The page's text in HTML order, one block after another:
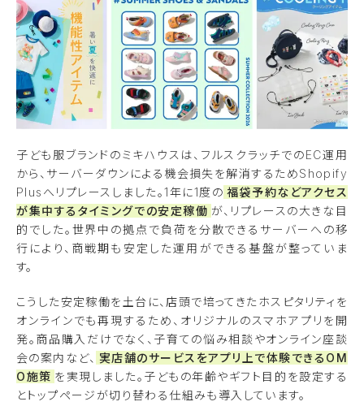
子ども服ブランドのミキハウスは、フルスクラッチでのEC運用
から、サーバーダウンによる機会損失を解消するためShopify
Plusへリプレースしました。1年に1度の 福袋予約などアクセス
が集中するタイミングでの安定稼働 が、リプレースの大きな目
的でした。世界中の拠点で負荷を分散できるサーバーへの移
行により、商戦期も安定した運用ができる基盤が整っていま
す。
こうした安定稼働を土台に、店頭で培ってきたホスピタリティを
オンラインでも再現するため、オリジナルのスマホアプリを開
発。商品購入だけでなく、子育ての悩み相談やオンライン座談
会の案内など、 実店舗のサービスをアプリ上で体験できるOM
O施策 を実現しました。子どもの年齢やギフト目的を設定する
とトップページが切り替わる仕組みも導入しています。